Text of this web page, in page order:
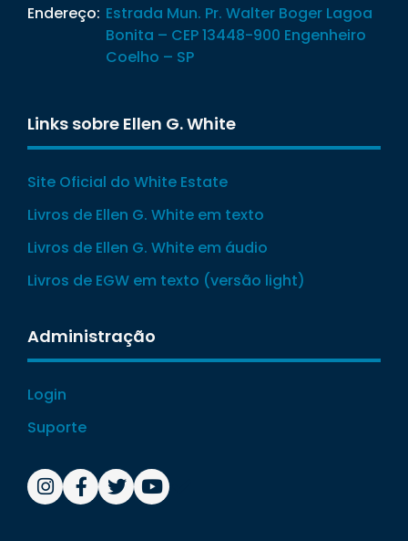
Endereço: Estrada Mun. Pr. Walter Boger Lagoa
Bonita – CEP 13448-900 Engenheiro
Coelho – SP
Links sobre Ellen G. White
Site Oficial do White Estate
Livros de Ellen G. White em texto
Livros de Ellen G. White em áudio
Livros de EGW em texto (versão light)
Administração
Login
Suporte